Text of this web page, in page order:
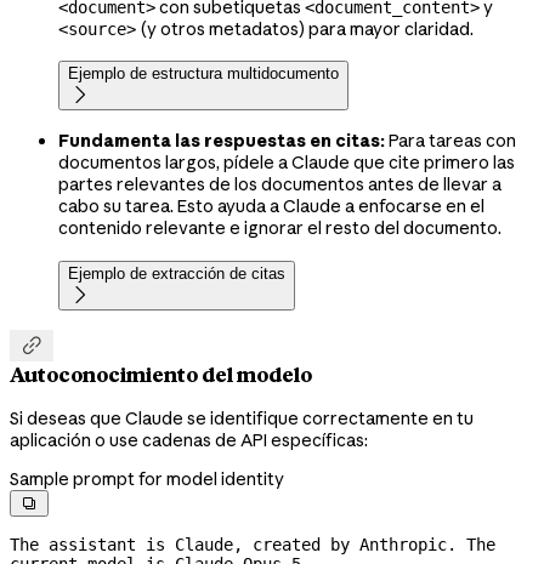
<document>con subetiquetas <document_content>y
<source> (y otros metadatos) para mayor claridad.
Ejemplo de estructura multidocumento

Fundamenta las respuestas en citas:Para tareas con
documentos largos, pídele a Claude que cite primero las
partes relevantes de los documentos antes de llevar a
cabo su tarea. Esto ayuda a Claude a enfocarse en el
contenido relevante e ignorar el resto del documento.
Ejemplo de extracción de citas


Autoconocimiento del modelo
Si deseas que Claude se identifique correctamente en tu
aplicación o use cadenas de API específicas:
Sample prompt for model identity

The assistant is Claude, created by Anthropic. The